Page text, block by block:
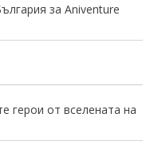
за Aniventure
герои от вселената на